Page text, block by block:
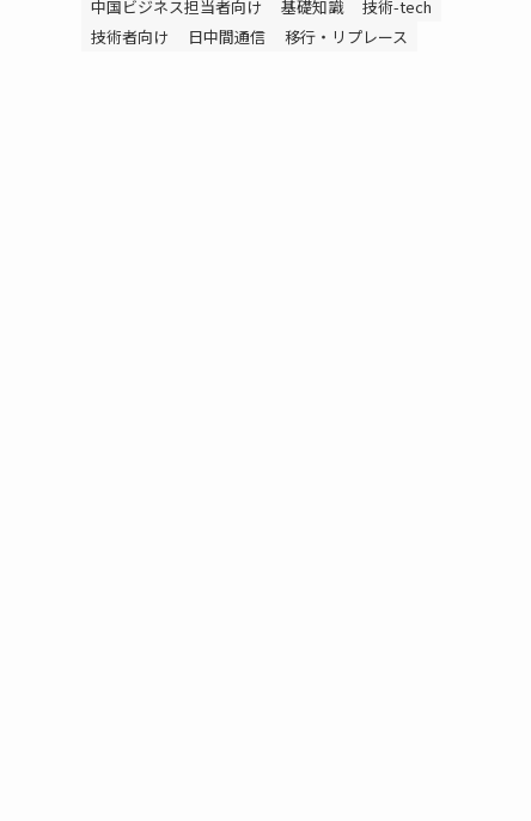
中国ビジネス担当者向け
基礎知識
技術-tech
技術者向け
日中間通信 移行・リプレース